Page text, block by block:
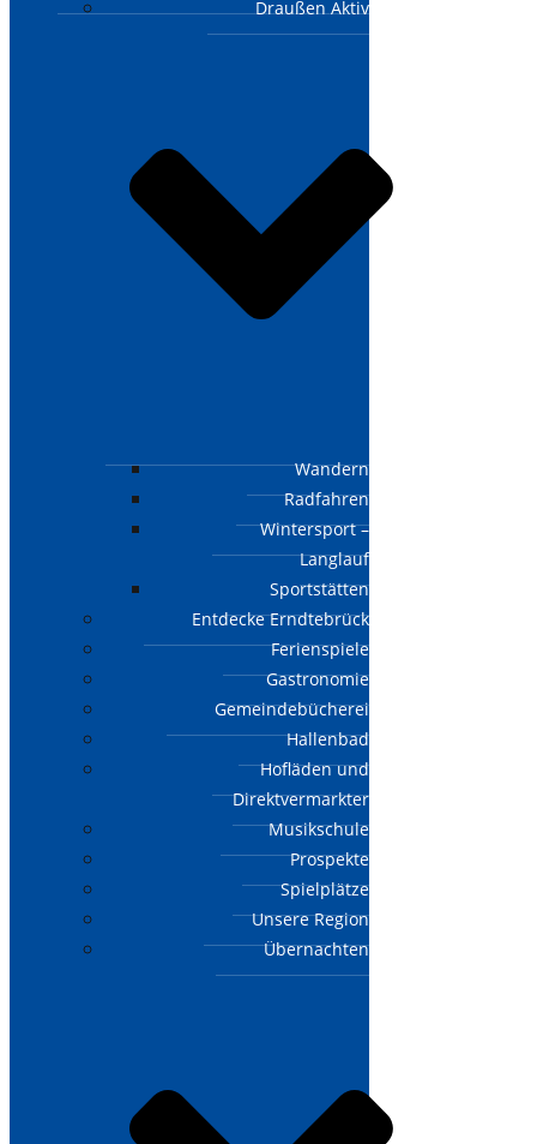
Draußen Aktiv
Wandern
Radfahren
Wintersport –
Langlauf
Sportstätten
Entdecke Erndtebrück
Ferienspiele
Gastronomie
Gemeindebücherei
Hallenbad
Hofläden und
Direktvermarkter
Musikschule
Prospekte
Spielplätze
Unsere Region
Übernachten